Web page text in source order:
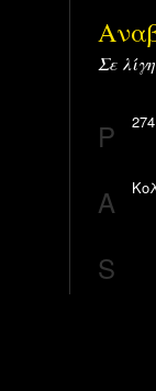
Σε
P
A
S